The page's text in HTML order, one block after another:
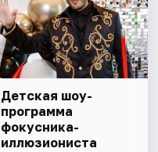
Детская шоу-
программа
фокусника-
иллюзиониста